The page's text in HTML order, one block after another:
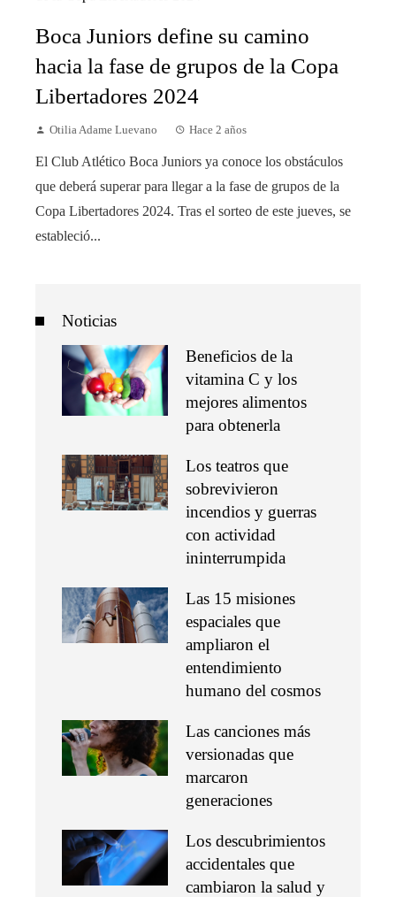
Boca Juniors define su camino
hacia la fase de grupos de la Copa
Libertadores 2024
Otilia Adame Luevano Hace 2 años
El Club Atlético Boca Juniors ya conoce los obstáculos
que deberá superar para llegar a la fase de grupos de la
Copa Libertadores 2024. Tras el sorteo de este jueves, se
estableció...
Noticias
Beneficios de la
vitamina C y los
mejores alimentos
para obtenerla
Los teatros que
sobrevivieron
incendios y guerras
con actividad
ininterrumpida
Las 15 misiones
espaciales que
ampliaron el
entendimiento
humano del cosmos
Las canciones más
versionadas que
marcaron
generaciones
Los descubrimientos
accidentales que
cambiaron la salud y